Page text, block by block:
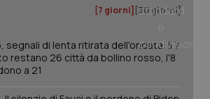
[7 giorni] [30 giorni]
segnali di lenta ritirata dell'ondata: il 7
restano 26 città da bollino rosso, l'8
a 21